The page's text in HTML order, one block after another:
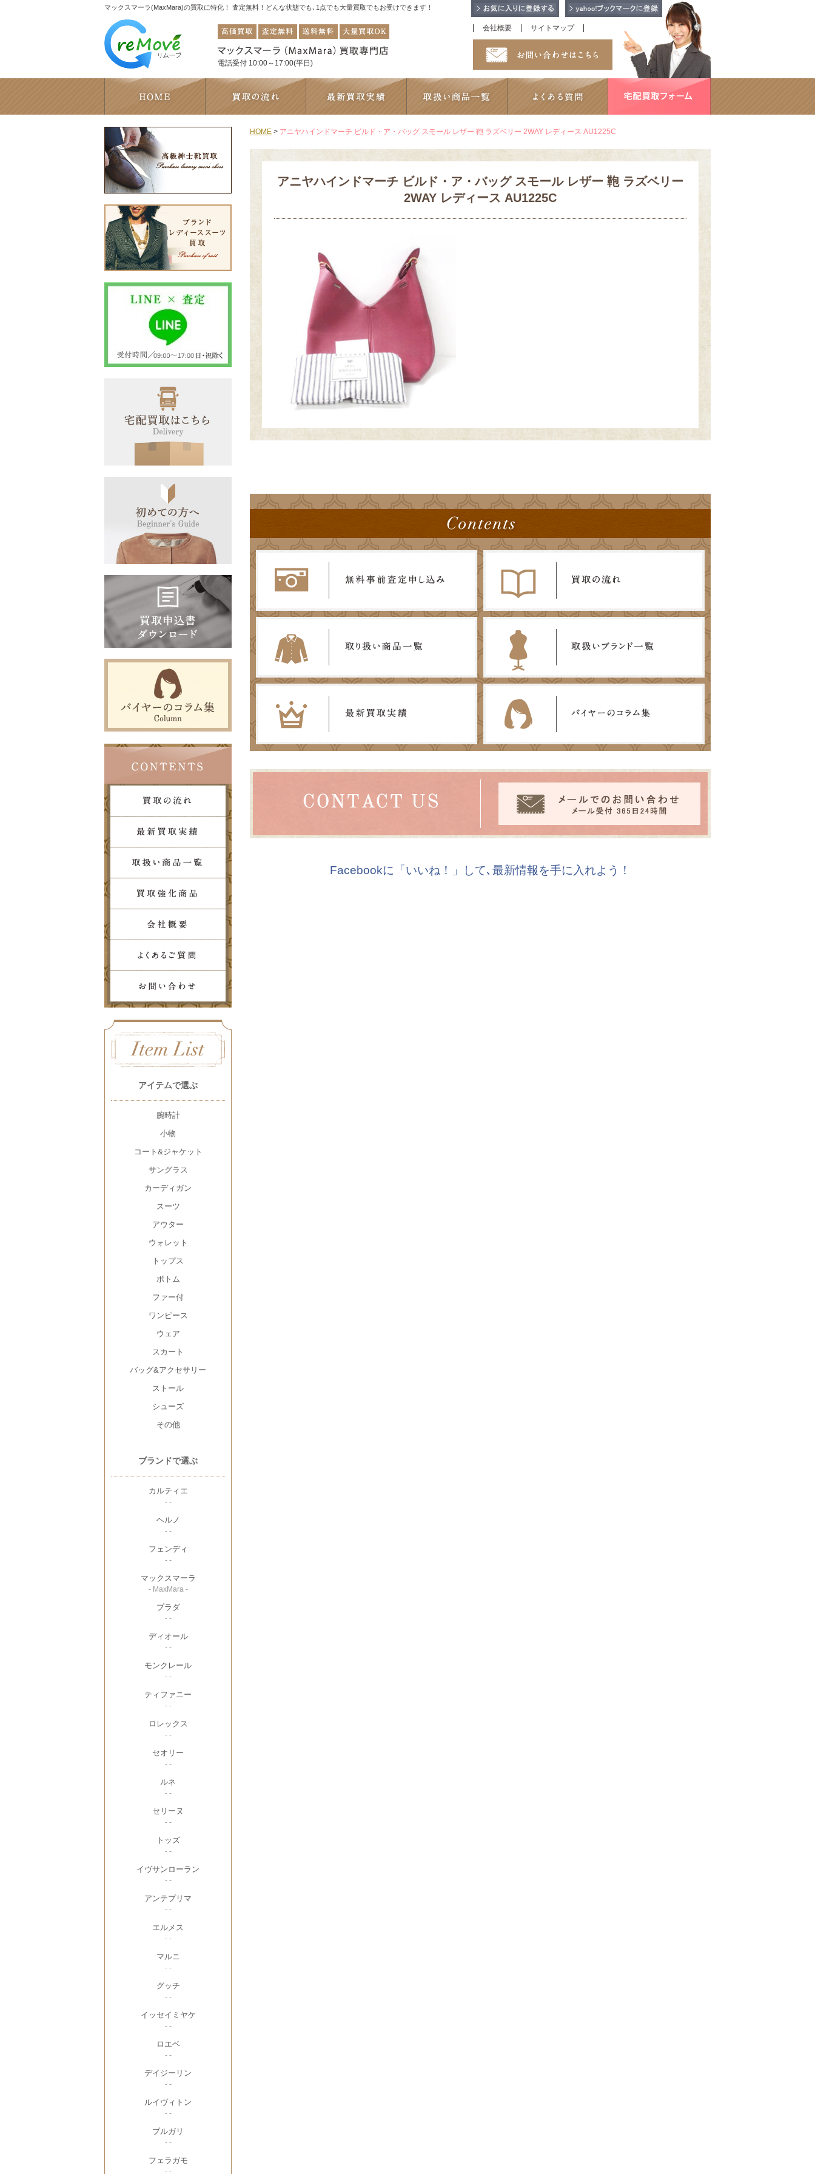
マックスマーラ(MaxMara)の買取に特化！ 査定無料！どんな状態でも､1点でも大量買取でもお受けできます！
電話受付 10:00～17:00(平日)
会社概要 サイトマップ
HOME > アニヤハインドマーチ ビルド・ア・バッグ スモール レザー 鞄 ラズベリー 2WAY レディース AU1225C
アニヤハインドマーチ ビルド・ア・バッグ スモール レザー 鞄 ラズベリー
2WAY レディース AU1225C
Facebookに「いいね！」して､最新情報を手に入れよう！
アイテムで選ぶ
腕時計
小物
コート&ジャケット
サングラス
カーディガン
スーツ
アウター
ウォレット
トップス
ボトム
ファー付
ワンピース
ウェア
スカート
バッグ&アクセサリー
ストール
シューズ
その他
ブランドで選ぶ
カルティエ
- -
ヘルノ
- -
フェンディ
- -
マックスマーラ
- MaxMara -
プラダ
- -
ディオール
- -
モンクレール
- -
ティファニー
- -
ロレックス
- -
セオリー
- -
ルネ
- -
セリーヌ
- -
トッズ
- -
イヴサンローラン
- -
アンテプリマ
- -
エルメス
- -
マルニ
- -
グッチ
- -
イッセイミヤケ
- -
ロエベ
- -
デイジーリン
- -
ルイヴィトン
- -
ブルガリ
- -
フェラガモ
- -